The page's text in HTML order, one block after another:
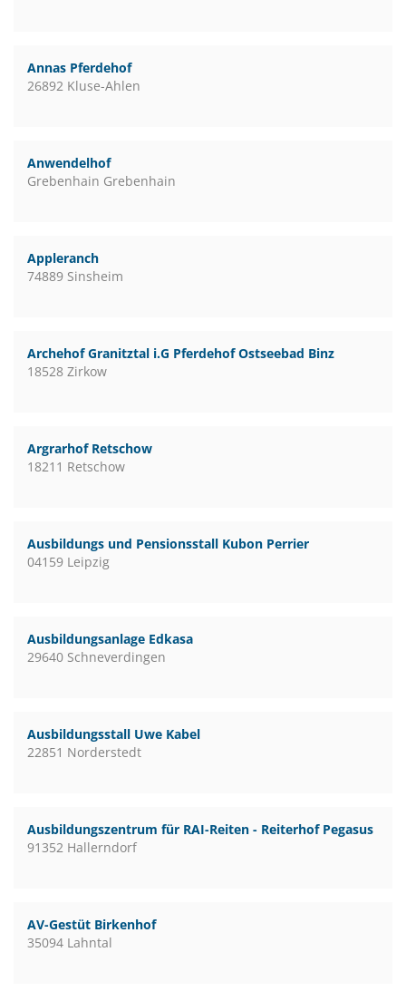
Annas Pferdehof
26892 Kluse-Ahlen
Anwendelhof
Grebenhain Grebenhain
Appleranch
74889 Sinsheim
Archehof Granitztal i.G Pferdehof Ostseebad Binz
18528 Zirkow
Argrarhof Retschow
18211 Retschow
Ausbildungs und Pensionsstall Kubon Perrier
04159 Leipzig
Ausbildungsanlage Edkasa
29640 Schneverdingen
Ausbildungsstall Uwe Kabel
22851 Norderstedt
Ausbildungszentrum für RAI-Reiten - Reiterhof Pegasus
91352 Hallerndorf
AV-Gestüt Birkenhof
35094 Lahntal